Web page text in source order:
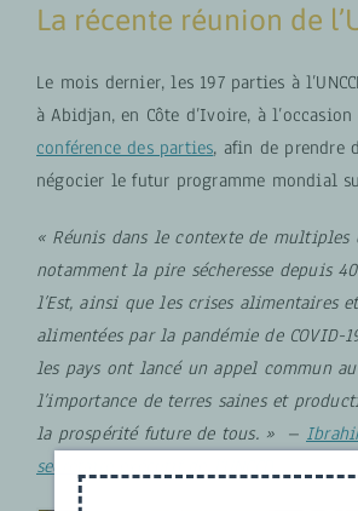
La récente réunion de
Le mois dernier, les 197 parties à
à Abidjan, en Côte d’Ivoire, à
conférence des parties, afin de prendre
négocier le futur programme mondial
« Réunis dans le contexte de multiples
notamment la pire sécheresse depuis
l’Est, ainsi que les crises alimentaires
alimentées par la pandémie de COVID-
les pays ont lancé un appel commun
l’importance de terres saines et
la prospérité future de tous. » –
secrétaire exécutif de l’UNCCD